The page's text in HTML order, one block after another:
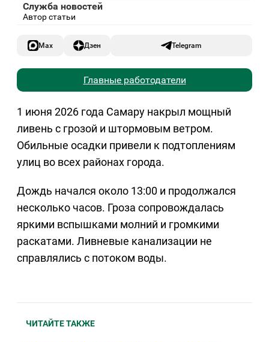
Служба новостей
Автор статьи
Max Дзен Telegram
Главные работодатели
1 июня 2026 года Самару накрыл мощный
ливень с грозой и штормовым ветром.
Обильные осадки привели к подтоплениям
улиц во всех районах города.
Дождь начался около 13:00 и продолжался
несколько часов. Гроза сопровождалась
яркими вспышками молний и громкими
раскатами. Ливневые канализации не
справлялись с потоком воды.
ЧИТАЙТЕ ТАКЖЕ